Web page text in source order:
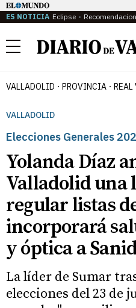
ES NOTICIA Eclipse
Menú
VALLADOLID PROVINCIA REAL
VALLADOLID
Elecciones Generales
Yolanda Díaz
Valladolid una
regular listas
incorporará
y óptica a
La líder de Sumar
elecciones del 23 de